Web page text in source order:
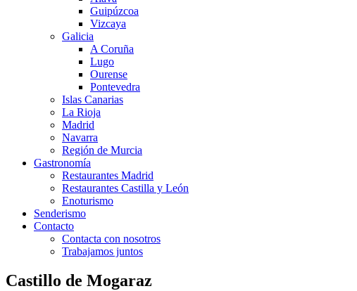
Guipúzcoa
Vizcaya
Galicia
A Coruña
Lugo
Ourense
Pontevedra
Islas Canarias
La Rioja
Madrid
Navarra
Región de Murcia
Gastronomía
Restaurantes Madrid
Restaurantes Castilla y León
Enoturismo
Senderismo
Contacto
Contacta con nosotros
Trabajamos juntos
Castillo de Mogaraz